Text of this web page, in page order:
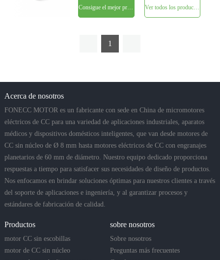
Ver todos los productos
1
Acerca de nosotros
FONECC MOTOR es un fabricante con sede en China de micromotores
eléctricos de CC para una variedad de aplicaciones industriales, aparatos
médicos y dispositivos domésticos inteligentes, que van desde motores de
CC sin núcleo de Ø 8 mm hasta motores eléctricos de CC con engranajes
planetarios de 60 mm de diámetro. Nuestro equipo dedicado proporciona
respuestas a tiempo para satisfacer sus necesidades de diseño de productos.
Nos enfocamos en brindar soluciones óptimas para nuestros clientes a través
del soporte de aplicaciones e ingeniería, y al garantizar procesos y
estándares de fabricación de calidad.
Productos
motor CC sin escobillas
motor de CC sin núcleo
sobre nosotros
Sobre nosotros
Preguntas más frecuentes